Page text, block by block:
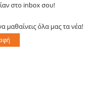
στο inbox σου!
μαθαίνεις όλα μας τα νέα!